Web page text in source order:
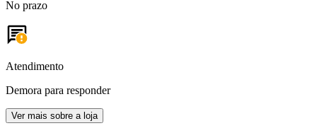
No prazo
Atendimento
Demora para responder
Ver mais sobre a loja